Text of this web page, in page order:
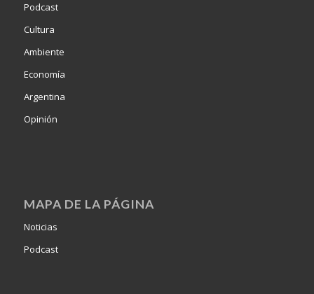
Podcast
Cultura
Ambiente
Economía
Argentina
Opinión
MAPA DE LA PÁGINA
Noticias
Podcast